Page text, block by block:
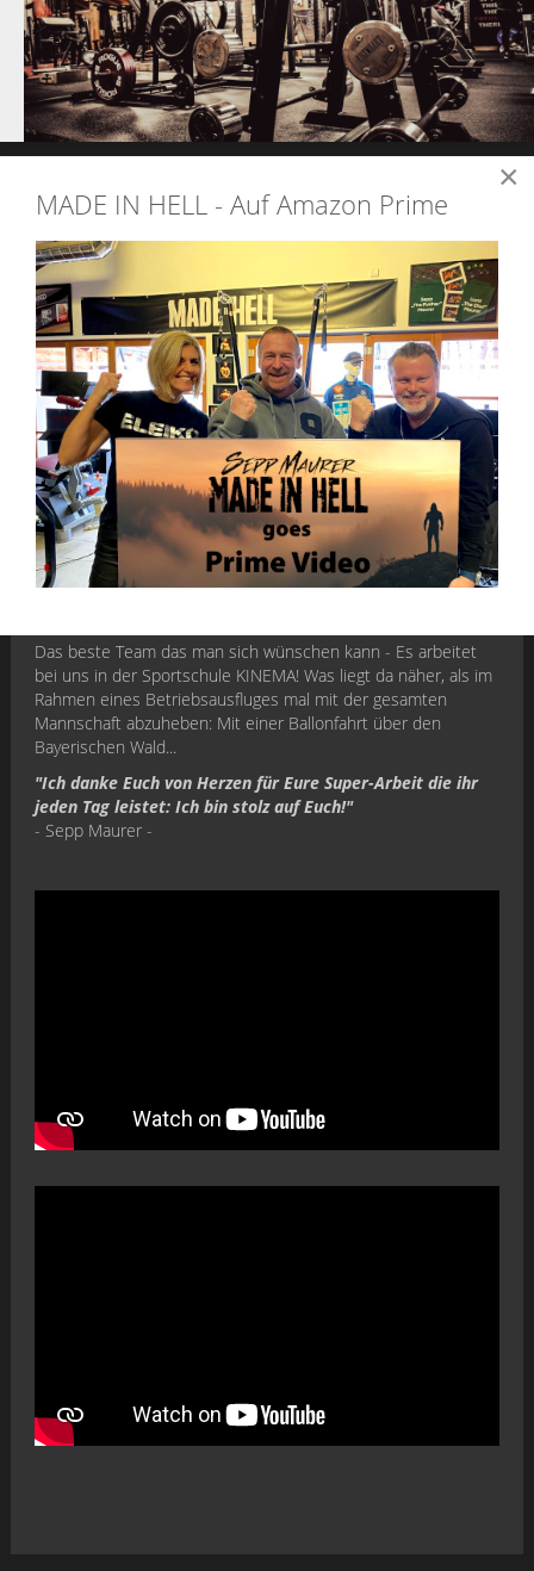
BETRIEBSAUSFLUG DER
SPORTSCHULE
Das beste Team das man sich wünschen kann - Es arbeitet
bei uns in der Sportschule KINEMA! Was liegt da näher, als im
Rahmen eines Betriebsausfluges mal mit der gesamten
Mannschaft abzuheben: Mit einer Ballonfahrt über den
Bayerischen Wald...
"Ich danke Euch von Herzen für Eure Super-Arbeit die ihr
jeden Tag leistet: Ich bin stolz auf Euch!"
- Sepp Maurer -
×
MADE IN HELL - Auf Amazon Prime